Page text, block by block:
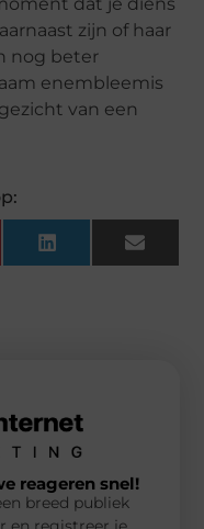
dat je diens
zijn of haar
nog beter
enembleemis
van een
LinkedInEmail
reageren snel!
breed publiek